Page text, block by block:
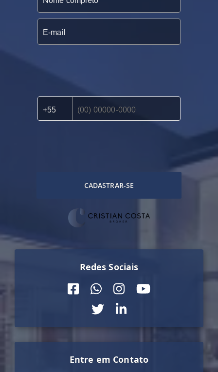
CADASTRAR-SE
Redes Sociais
Entre em Contato